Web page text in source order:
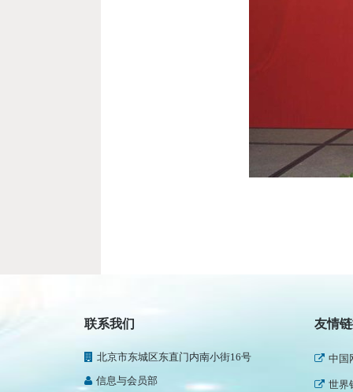
联系我们
北京市东城区东直门内南小街16号
信息与会员部
友情
人民
中国
世界